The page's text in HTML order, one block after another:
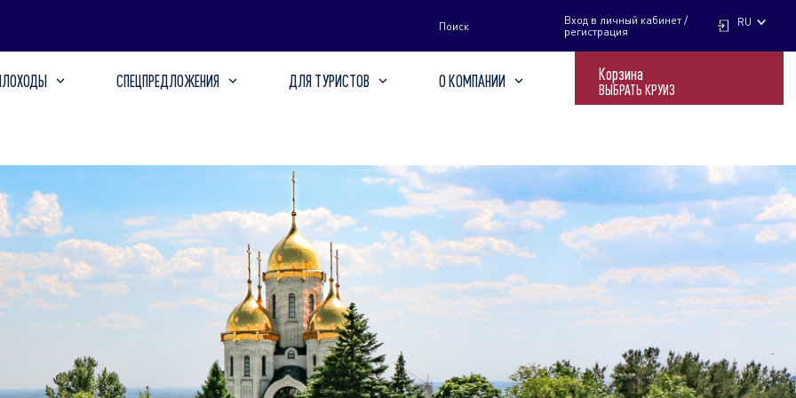
Поиск
Вход в личный кабинет /
регистрация
RU
СПЕЦПРЕДЛОЖЕНИЯ ДЛЯ ТУРИСТОВ О КОМПАНИИ Корзина
ВЫБРАТЬ КРУИЗ